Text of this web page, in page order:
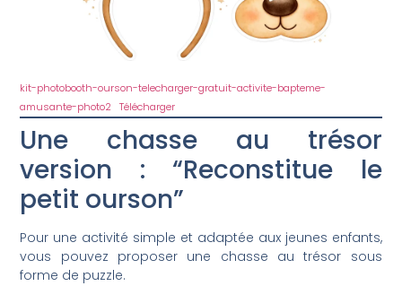
kit-photobooth-ourson-telecharger-gratuit-activite-bapteme-
amusante-photo2
Télécharger
Une chasse au trésor
version : “Reconstitue le
petit ourson”
Pour une activité simple et adaptée aux jeunes enfants,
vous pouvez proposer une chasse au trésor sous
forme de puzzle.